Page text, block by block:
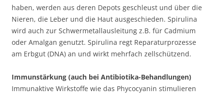
haben, werden aus deren Depots geschleust und über die
Nieren, die Leber und die Haut ausgeschieden. Spirulina
wird auch zur Schwermetallausleitung z.B. für Cadmium
oder Amalgan genutzt. Spirulina regt Reparaturprozesse
am Erbgut (DNA) an und wirkt mehrfach zellschützend.
Immunstärkung (auch bei Antibiotika-Behandlungen)
Immunaktive Wirkstoffe wie das Phycocyanin stimulieren